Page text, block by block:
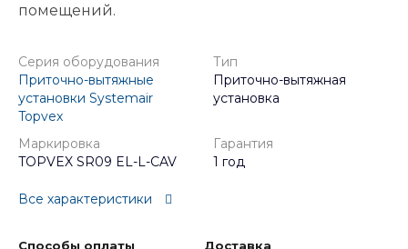
помещений.
Серия оборудования
Приточно-вытяжные
установки Systemair
Topvex
Тип
Приточно-вытяжная
установка
Маркировка
TOPVEX SR09 EL-L-CAV
Гарантия
1 год
Все характеристики
Способы оплаты Доставка